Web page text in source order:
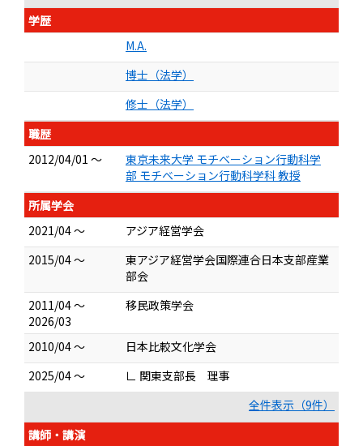
学歴
M.A.
博士（法学）
修士（法学）
職歴
2012/04/01 ～
東京未来大学 モチベーション行動科学
部 モチベーション行動科学科 教授
所属学会
2021/04 ～
アジア経営学会
2015/04 ～
東アジア経営学会国際連合日本支部産業
部会
2011/04 ～
2026/03
移民政策学会
2010/04 ～
日本比較文化学会
2025/04 ～
∟ 関東支部長 理事
全件表示（9件）
講師・講演